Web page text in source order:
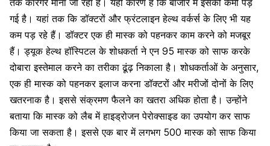
गई है। यहां तक कि डॉक्टरों और फ्रंटलाइन हेल्थ वर्कर्स के लिए भी यह
कम पड़ रहे हैं। डॉक्टर एक हीमास्क को पहनकरकाम करने को मजबूर
हैं। ड्यूक हेल्थ हॉस्पिटल के शोधकर्ता ने एन 95 मास्क को साफ करके
दोबारा इस्तेमाल करने का तरीका ढूंढ़ निकाला है। शोधकर्ताओं के अनुसार,
एक ही मास्क को पहनकर इलाज करना डॉक्टरों और मरीजों दोनों के लिए
खतरनाक है। इससे संक्रमण फैलने का खतरा अधिक होता है। उन्होंने
बताया कि मास्क को लैब में हाइड्रोजन पेरोक्साइड का उपयोग कर साफ
किया जा सकता है। इससे एक बार में लगभग 500 मास्क को साफ किया